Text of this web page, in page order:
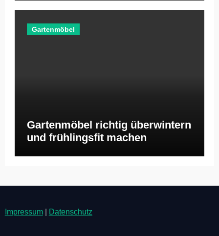
Gartenmöbel
Gartenmöbel richtig überwintern
und frühlingsfit machen
Impressum| Datenschutz